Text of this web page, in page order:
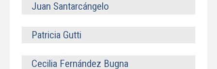
Juan Santarcángelo
Patricia Gutti
Cecilia Fernández Bugna